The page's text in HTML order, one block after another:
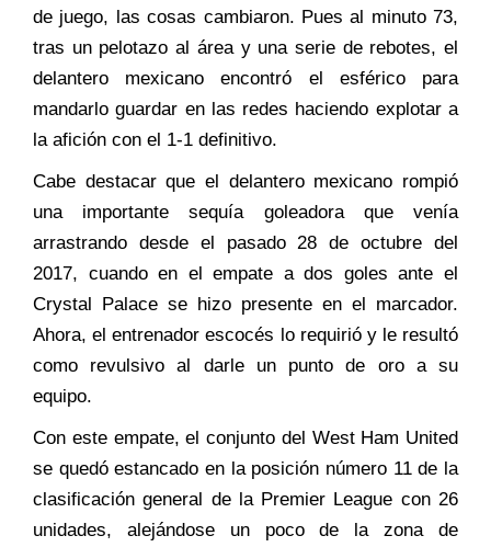
de juego, las cosas cambiaron. Pues al minuto 73,
tras un pelotazo al área y una serie de rebotes, el
delantero mexicano encontró el esférico para
mandarlo guardar en las redes haciendo explotar a
la afición con el 1-1 definitivo.
Cabe destacar que el delantero mexicano rompió
una importante sequía goleadora que venía
arrastrando desde el pasado 28 de octubre del
2017, cuando en el empate a dos goles ante el
Crystal Palace se hizo presente en el marcador.
Ahora, el entrenador escocés lo requirió y le resultó
como revulsivo al darle un punto de oro a su
equipo.
Con este empate, el conjunto del West Ham United
se quedó estancado en la posición número 11 de la
clasificación general de la Premier League con 26
unidades, alejándose un poco de la zona de